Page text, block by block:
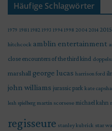
Häufige Schlagwörter
1979 1981 1982 1993 1994 1998 2004 2014 2015
hitchcock amblin entertainment
close encounters of the third kind
marshall george lucas harrison ford
john williams jurassic park kate
leah spielberg martin scorsese michael kahn
regisseure stanley kubrick star